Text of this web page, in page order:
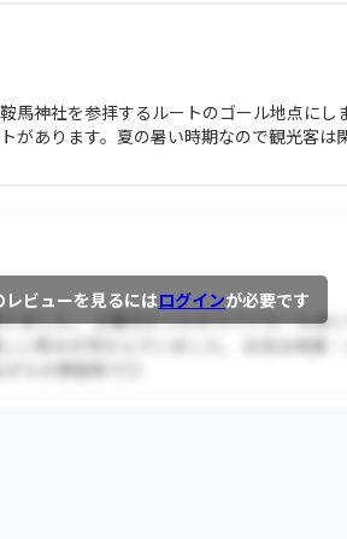
馬神社を参拝するルートのゴール地点に
があります。夏の暑い時期なので観光客
レビューを見るにはログインが必要です